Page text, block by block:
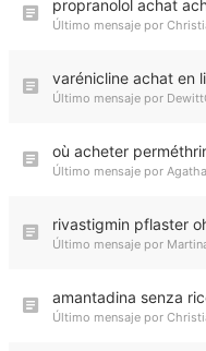
propranolol achat
Último mensaje por
varénicline achat en
Último mensaje por
où acheter
Último mensaje por
rivastigmin pflaster
Último mensaje por
amantadina senza
Último mensaje por